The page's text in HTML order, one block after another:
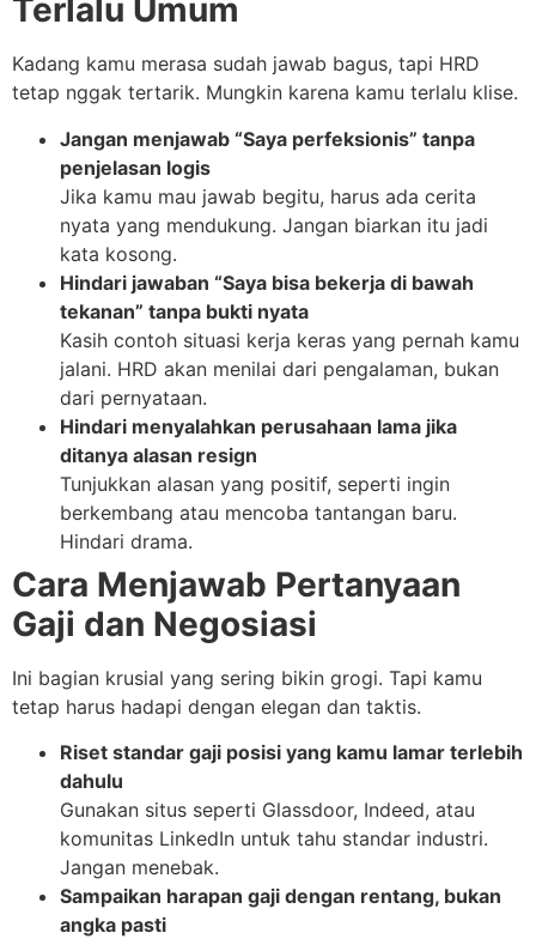
Terlalu Umum
Kadang kamu merasa sudah jawab bagus, tapi HRD
tetap nggak tertarik. Mungkin karena kamu terlalu klise.
Jangan menjawab “Saya perfeksionis” tanpa
penjelasan logis
Jika kamu mau jawab begitu, harus ada cerita
nyata yang mendukung. Jangan biarkan itu jadi
kata kosong.
Hindari jawaban “Saya bisa bekerja di bawah
tekanan” tanpa bukti nyata
Kasih contoh situasi kerja keras yang pernah kamu
jalani. HRD akan menilai dari pengalaman, bukan
dari pernyataan.
Hindari menyalahkan perusahaan lama jika
ditanya alasan resign
Tunjukkan alasan yang positif, seperti ingin
berkembang atau mencoba tantangan baru.
Hindari drama.
Cara Menjawab Pertanyaan
Gaji dan Negosiasi
Ini bagian krusial yang sering bikin grogi. Tapi kamu
tetap harus hadapi dengan elegan dan taktis.
Riset standar gaji posisi yang kamu lamar terlebih
dahulu
Gunakan situs seperti Glassdoor, Indeed, atau
komunitas LinkedIn untuk tahu standar industri.
Jangan menebak.
Sampaikan harapan gaji dengan rentang, bukan
angka pasti